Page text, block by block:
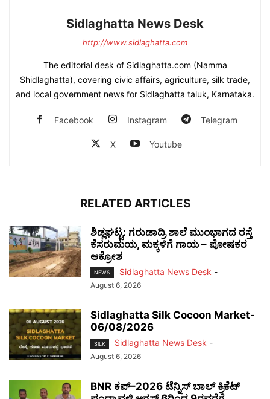
Sidlaghatta News Desk
http://www.sidlaghatta.com
The editorial desk of Sidlaghatta.com (Namma
Shidlaghatta), covering civic affairs, agriculture, silk trade,
and local government news for Sidlaghatta taluk, Karnataka.
Facebook Instagram Telegram
X Youtube
RELATED ARTICLES
ಶಿಡ್ಲಘಟ್ಟ: ಗರುಡಾದ್ರಿ ಶಾಲೆ ಮುಂಭಾಗದ ರಸ್ತೆ
ಕೆಸರುಮಯ, ಮಕ್ಕಳಿಗೆ ಗಾಯ – ಪೋಷಕರ
ಆಕ್ರೋಶ
NEWS Sidlaghatta News Desk -
August 6, 2026
Sidlaghatta Silk Cocoon Market-
06/08/2026
SILK Sidlaghatta News Desk -
August 6, 2026
BNR ಕಪ್–2026 ಟೆನ್ನಿಸ್ ಬಾಲ್ ಕ್ರಿಕೆಟ್